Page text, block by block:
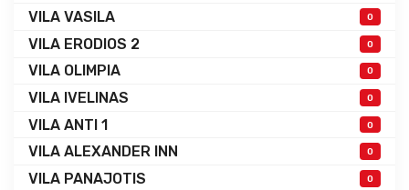
VILA VASILA 0
VILA ERODIOS 2 0
VILA OLIMPIA 0
VILA IVELINAS 0
VILA ANTI 1 0
VILA ALEXANDER INN 0
VILA PANAJOTIS 0